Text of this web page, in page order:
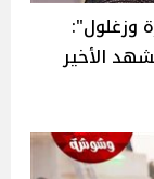
وزغلول":
الأخير